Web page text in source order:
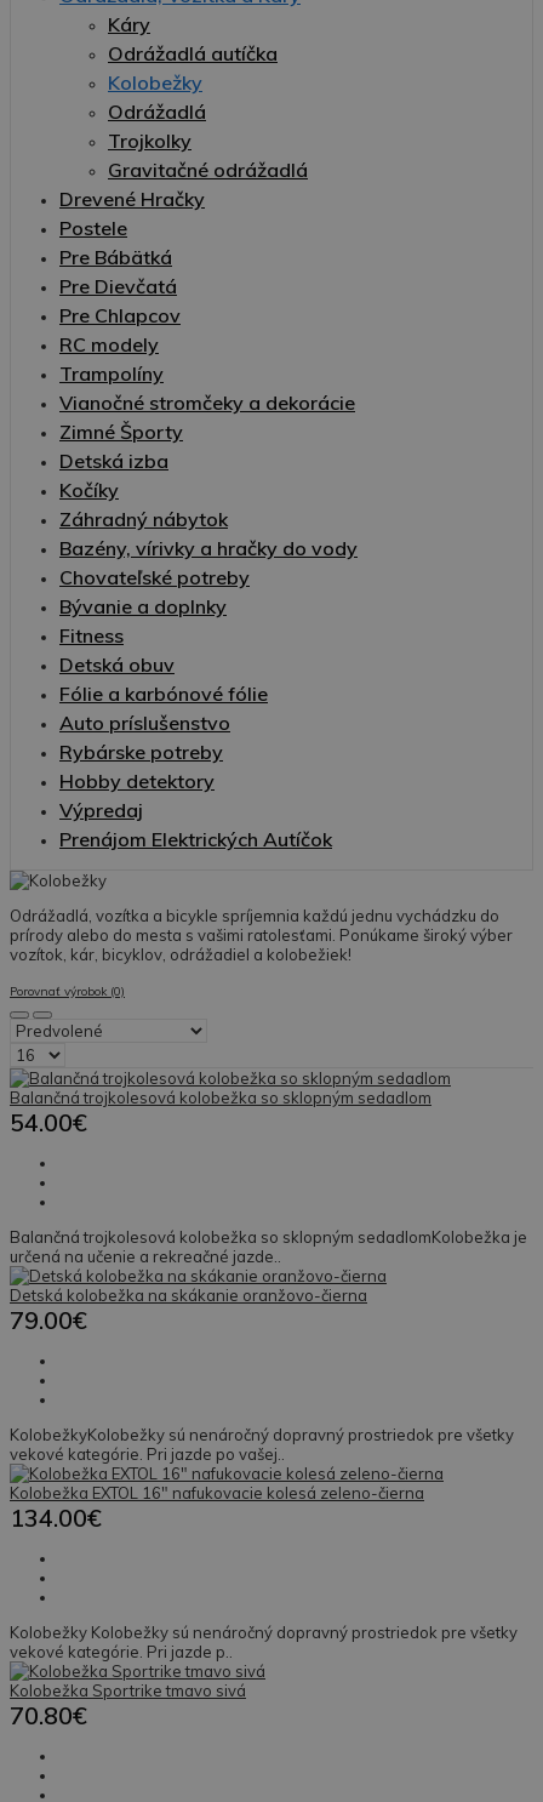
Káry
Odrážadlá autíčka
Kolobežky
Odrážadlá
Trojkolky
Gravitačné odrážadlá
Drevené Hračky
Postele
Pre Bábätká
Pre Dievčatá
Pre Chlapcov
RC modely
Trampolíny
Vianočné stromčeky a dekorácie
Zimné Športy
Detská izba
Kočíky
Záhradný nábytok
Bazény, vírivky a hračky do vody
Chovateľské potreby
Bývanie a doplnky
Fitness
Detská obuv
Fólie a karbónové fólie
Auto príslušenstvo
Rybárske potreby
Hobby detektory
Výpredaj
Prenájom Elektrických Autíčok
Odrážadlá, vozítka a bicykle spríjemnia každú jednu vychádzku do
prírody alebo do mesta s vašimi ratolesťami. Ponúkame široký výber
vozítok, kár, bicyklov, odrážadiel a kolobežiek!
Porovnať výrobok (0)
Balančná trojkolesová kolobežka so sklopným sedadlom
54.00€
Balančná trojkolesová kolobežka so sklopným sedadlomKolobežka je
určená na učenie a rekreačné jazde..
Detská kolobežka na skákanie oranžovo-čierna
79.00€
KolobežkyKolobežky sú nenáročný dopravný prostriedok pre všetky
vekové kategórie. Pri jazde po vašej..
Kolobežka EXTOL 16" nafukovacie kolesá zeleno-čierna
134.00€
Kolobežky Kolobežky sú nenáročný dopravný prostriedok pre všetky
vekové kategórie. Pri jazde p..
Kolobežka Sportrike tmavo sivá
70.80€